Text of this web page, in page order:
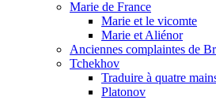
Marie de France
Marie et le vicomte
Marie et Aliénor
Anciennes complaintes de
Tchekhov
Traduire à quatre
Platonov